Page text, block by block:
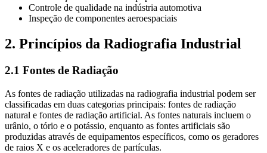
Controle de qualidade na indústria automotiva
Inspeção de componentes aeroespaciais
2. Princípios da Radiografia Industrial
2.1 Fontes de Radiação
As fontes de radiação utilizadas na radiografia industrial podem ser
classificadas em duas categorias principais: fontes de radiação
natural e fontes de radiação artificial. As fontes naturais incluem o
urânio, o tório e o potássio, enquanto as fontes artificiais são
produzidas através de equipamentos específicos, como os geradores
de raios X e os aceleradores de partículas.